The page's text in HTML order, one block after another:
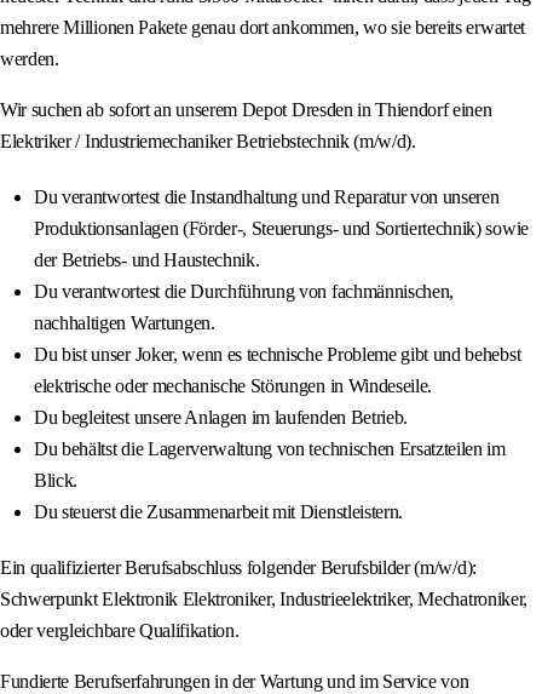
mehrere Millionen Pakete genau dort ankommen, wo sie bereits erwartet
werden.
Wir suchen ab sofort an unserem Depot Dresden in Thiendorf einen
Elektriker / Industriemechaniker Betriebstechnik (m/w/d).
Du verantwortest die Instandhaltung und Reparatur von unseren
Produktionsanlagen (Förder-, Steuerungs- und Sortiertechnik) sowie
der Betriebs- und Haustechnik.
Du verantwortest die Durchführung von fachmännischen,
nachhaltigen Wartungen.
Du bist unser Joker, wenn es technische Probleme gibt und behebst
elektrische oder mechanische Störungen in Windeseile.
Du begleitest unsere Anlagen im laufenden Betrieb.
Du behältst die Lagerverwaltung von technischen Ersatzteilen im
Blick.
Du steuerst die Zusammenarbeit mit Dienstleistern.
Ein qualifizierter Berufsabschluss folgender Berufsbilder (m/w/d):
Schwerpunkt Elektronik Elektroniker, Industrieelektriker, Mechatroniker,
oder vergleichbare Qualifikation.
Fundierte Berufserfahrungen in der Wartung und im Service von